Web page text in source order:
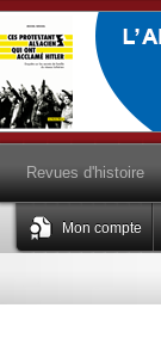
Revues d'histoire
Mon compte